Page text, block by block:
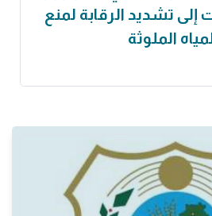
إلى تشديد الرقابة لمنع
الملوثة